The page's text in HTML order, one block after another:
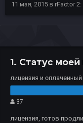
11 мая, 2015 в rFactor
1. Статус
лицензия и
37
лицензия, готов